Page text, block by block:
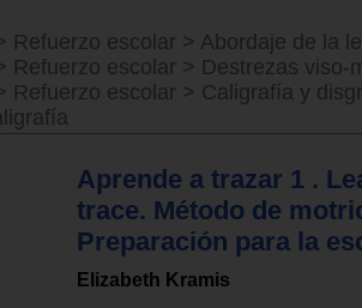
Refuerzo escolar > Abordaje de la
Refuerzo escolar > Destrezas viso-
Refuerzo escolar > Caligrafía y
Aprende a trazar 1 .
trace. Método de
Preparación para la
Elizabeth Kramis